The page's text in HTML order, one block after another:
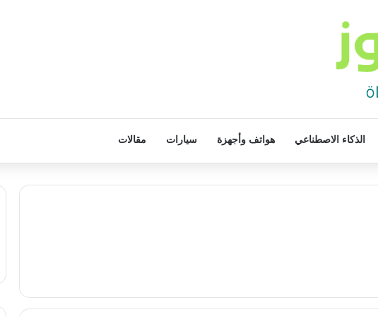
الذكاء الاصطناعي هواتف وأجهزة سيارات مقالات